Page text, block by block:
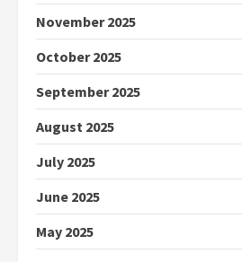
November 2025
October 2025
September 2025
August 2025
July 2025
June 2025
May 2025